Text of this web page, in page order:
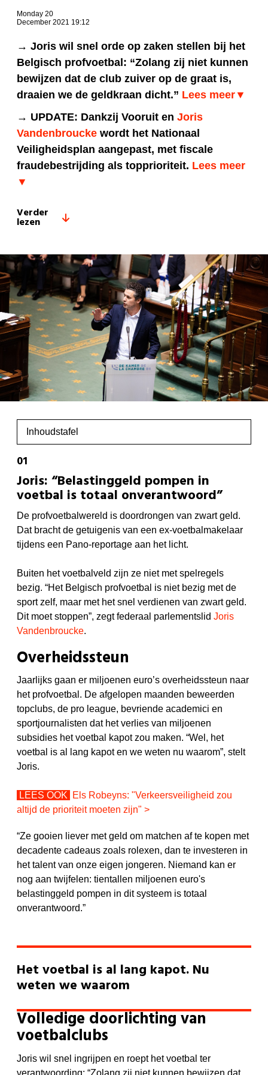
Monday 20
December 2021 19:12
→ Joris wil snel orde op zaken stellen bij het
Belgisch profvoetbal: “Zolang zij niet kunnen
bewijzen dat de club zuiver op de graat is,
draaien we de geldkraan dicht.” Lees meer▼
→ UPDATE: Dankzij Vooruit en Joris
Vandenbroucke wordt het Nationaal
Veiligheidsplan aangepast, met fiscale
fraudebestrijding als topprioriteit. Lees meer
▼
Verder
lezen
Inhoudstafel
Joris: “Belastinggeld pompen in
voetbal is totaal onverantwoord”
De profvoetbalwereld is doordrongen van zwart geld.
Dat bracht de getuigenis van een ex-voetbalmakelaar
tijdens een Pano-reportage aan het licht.
Buiten het voetbalveld zijn ze niet met spelregels
bezig. “Het Belgisch profvoetbal is niet bezig met de
sport zelf, maar met het snel verdienen van zwart geld.
Dit moet stoppen”, zegt federaal parlementslid Joris
Vandenbroucke.
Overheidssteun
Jaarlijks gaan er miljoenen euro’s overheidssteun naar
het profvoetbal. De afgelopen maanden beweerden
topclubs, de pro league, bevriende academici en
sportjournalisten dat het verlies van miljoenen
subsidies het voetbal kapot zou maken. “Wel, het
voetbal is al lang kapot en we weten nu waarom”, stelt
Joris.
LEES OOK Els Robeyns: "Verkeersveiligheid zou
altijd de prioriteit moeten zijn" >
“Ze gooien liever met geld om matchen af te kopen met
decadente cadeaus zoals rolexen, dan te investeren in
het talent van onze eigen jongeren. Niemand kan er
nog aan twijfelen: tientallen miljoenen euro's
belastinggeld pompen in dit systeem is totaal
onverantwoord.”
Het voetbal is al lang kapot. Nu
weten we waarom
Volledige doorlichting van
voetbalclubs
Joris wil snel ingrijpen en roept het voetbal ter
verantwoording: “Zolang zij niet kunnen bewijzen dat